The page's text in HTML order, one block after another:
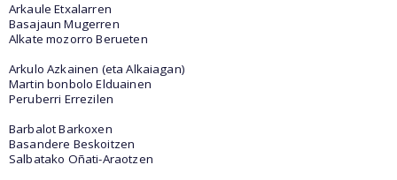
Arkaule Etxalarren
Basajaun Mugerren
Alkate mozorro Berueten
Arkulo Azkainen (eta Alkaiagan)
Martin bonbolo Elduainen
Peruberri Errezilen
Barbalot Barkoxen
Basandere Beskoitzen
Salbatako Oñati-Araotzen